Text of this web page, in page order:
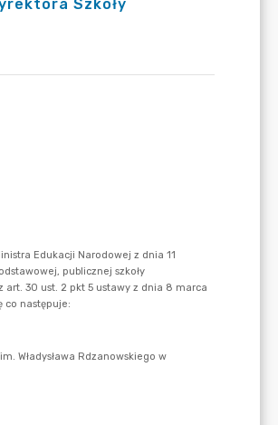
Szkoły